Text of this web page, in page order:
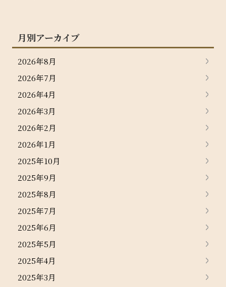
月別アーカイブ
2026年8月
2026年7月
2026年4月
2026年3月
2026年2月
2026年1月
2025年10月
2025年9月
2025年8月
2025年7月
2025年6月
2025年5月
2025年4月
2025年3月